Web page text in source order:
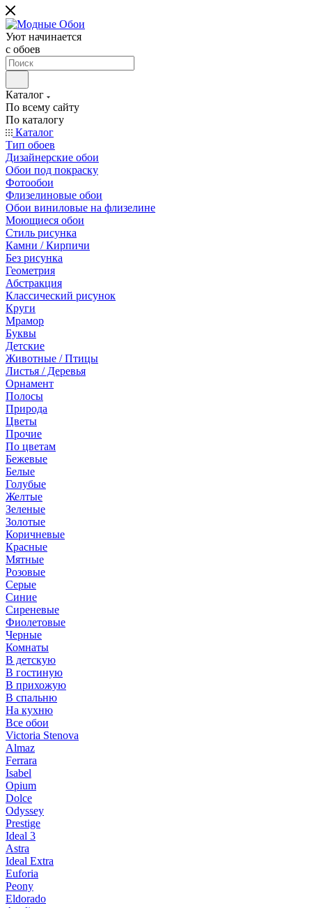
Уют начинается
c обоев
Каталог
По всему сайту
По каталогу
Каталог
Тип обоев
Дизайнерские обои
Обои под покраску
Фотообои
Флизелиновые обои
Обои виниловые на флизелине
Моющиеся обои
Стиль рисунка
Камни / Кирпичи
Без рисунка
Геометрия
Абстракция
Классический рисунок
Круги
Мрамор
Буквы
Детские
Животные / Птицы
Листья / Деревья
Орнамент
Полосы
Природа
Цветы
Прочие
По цветам
Бежевые
Белые
Голубые
Желтые
Зеленые
Золотые
Коричневые
Красные
Мятные
Розовые
Серые
Синие
Сиреневые
Фиолетовые
Черные
Комнаты
В детскую
В гостиную
В прихожую
В спальню
На кухню
Все обои
Victoria Stenova
Almaz
Ferrara
Isabel
Opium
Dolce
Odyssey
Prestige
Ideal 3
Astra
Ideal Extra
Euforia
Peony
Eldorado